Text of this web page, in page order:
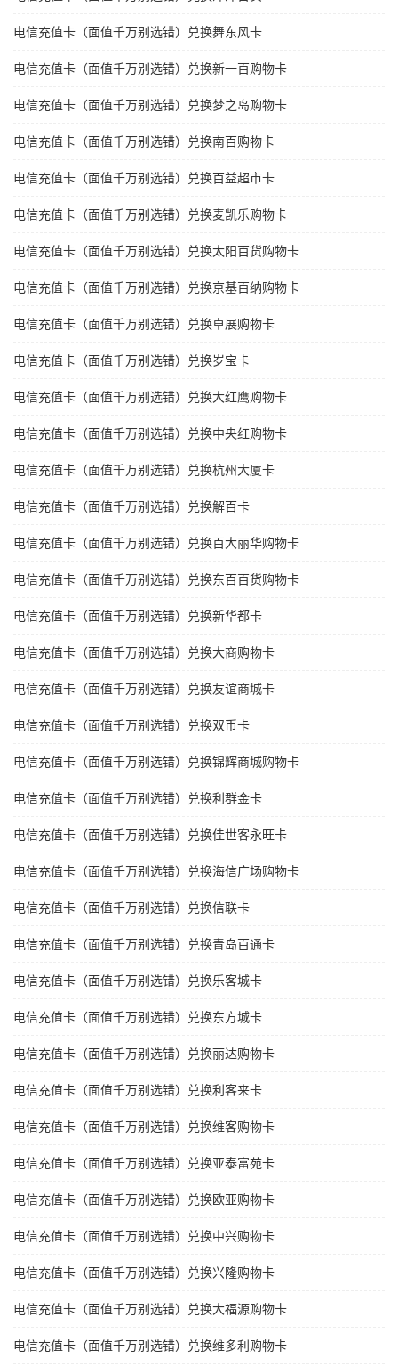
电信充值卡（面值千万别选错）兑换舞东风卡
电信充值卡（面值千万别选错）兑换新一百购物卡
电信充值卡（面值千万别选错）兑换梦之岛购物卡
电信充值卡（面值千万别选错）兑换南百购物卡
电信充值卡（面值千万别选错）兑换百益超市卡
电信充值卡（面值千万别选错）兑换麦凯乐购物卡
电信充值卡（面值千万别选错）兑换太阳百货购物卡
电信充值卡（面值千万别选错）兑换京基百纳购物卡
电信充值卡（面值千万别选错）兑换卓展购物卡
电信充值卡（面值千万别选错）兑换岁宝卡
电信充值卡（面值千万别选错）兑换大红鹰购物卡
电信充值卡（面值千万别选错）兑换中央红购物卡
电信充值卡（面值千万别选错）兑换杭州大厦卡
电信充值卡（面值千万别选错）兑换解百卡
电信充值卡（面值千万别选错）兑换百大丽华购物卡
电信充值卡（面值千万别选错）兑换东百百货购物卡
电信充值卡（面值千万别选错）兑换新华都卡
电信充值卡（面值千万别选错）兑换大商购物卡
电信充值卡（面值千万别选错）兑换友谊商城卡
电信充值卡（面值千万别选错）兑换双币卡
电信充值卡（面值千万别选错）兑换锦辉商城购物卡
电信充值卡（面值千万别选错）兑换利群金卡
电信充值卡（面值千万别选错）兑换佳世客永旺卡
电信充值卡（面值千万别选错）兑换海信广场购物卡
电信充值卡（面值千万别选错）兑换信联卡
电信充值卡（面值千万别选错）兑换青岛百通卡
电信充值卡（面值千万别选错）兑换乐客城卡
电信充值卡（面值千万别选错）兑换东方城卡
电信充值卡（面值千万别选错）兑换丽达购物卡
电信充值卡（面值千万别选错）兑换利客来卡
电信充值卡（面值千万别选错）兑换维客购物卡
电信充值卡（面值千万别选错）兑换亚泰富苑卡
电信充值卡（面值千万别选错）兑换欧亚购物卡
电信充值卡（面值千万别选错）兑换中兴购物卡
电信充值卡（面值千万别选错）兑换兴隆购物卡
电信充值卡（面值千万别选错）兑换大福源购物卡
电信充值卡（面值千万别选错）兑换维多利购物卡